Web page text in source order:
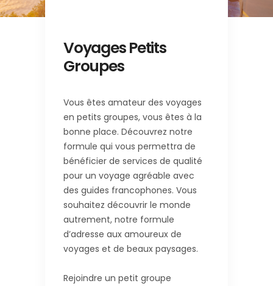
Voyages Petits
Groupes
Vous êtes amateur des voyages
en petits groupes, vous êtes à la
bonne place. Découvrez notre
formule qui vous permettra de
bénéficier de services de qualité
pour un voyage agréable avec
des guides francophones. Vous
souhaitez découvrir le monde
autrement, notre formule
d’adresse aux amoureux de
voyages et de beaux paysages.
Rejoindre un petit groupe